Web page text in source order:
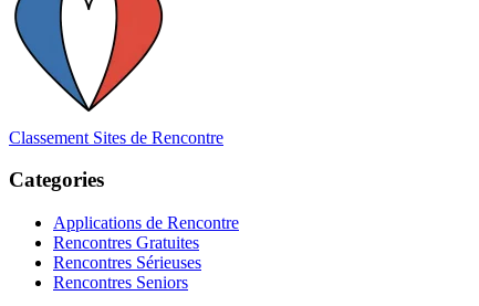
Classement Sites de Rencontre
Categories
Applications de Rencontre
Rencontres Gratuites
Rencontres Sérieuses
Rencontres Seniors